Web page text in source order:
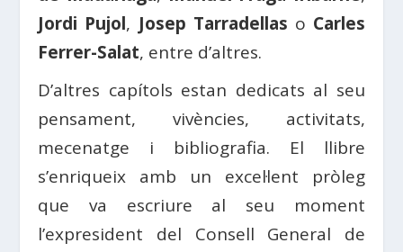
Jordi Pujol, Josep Tarradellas o Carles
Ferrer-Salat, entre d’altres.
D’altres capítols estan dedicats al seu
pensament, vivències, activitats,
mecenatge i bibliografia. El llibre
s’enriqueix amb un excel·lent pròleg
que va escriure al seu moment
l’expresident del Consell General de